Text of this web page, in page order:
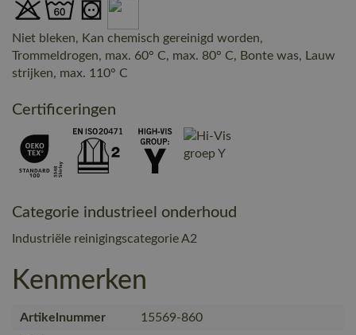
Niet bleken, Kan chemisch gereinigd worden,
Trommeldrogen, max. 60° C, max. 80° C, Bonte was, Lauw
strijken, max. 110° C
Certificeringen
Categorie industrieel onderhoud
Industriële reinigingscategorie A2
Kenmerken
Artikelnummer
15569-860